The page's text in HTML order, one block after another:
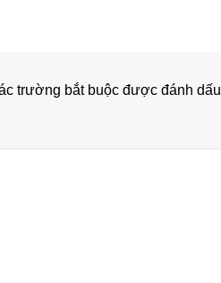
trường bắt buộc được đánh dấu